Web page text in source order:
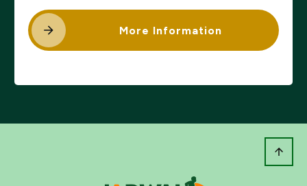
More Information